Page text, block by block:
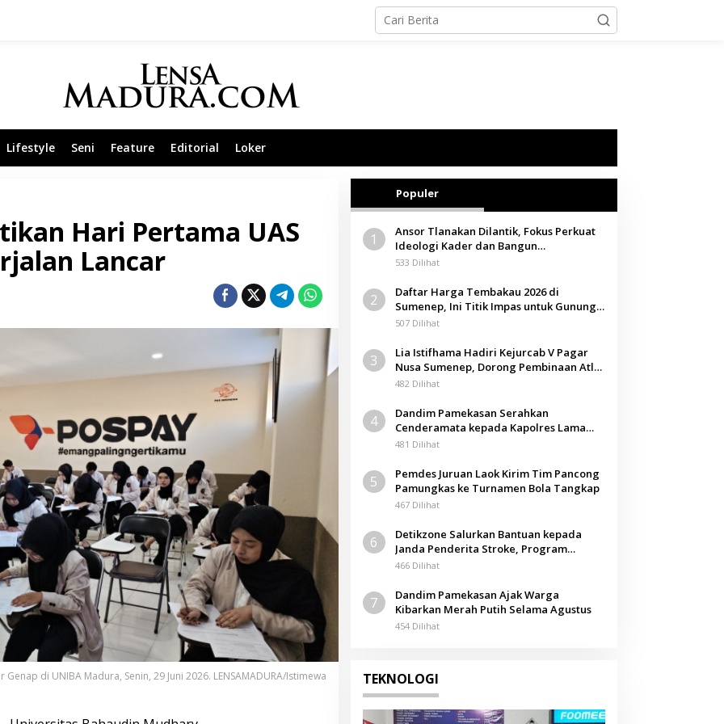
Lifestyle Seni Feature Editorial Loker
Hari Pertama UAS
Lancar
Genap di UNIBA Madura, Senin, 29 Juni 2026. LENSAMADURA/Istimewa
Populer
1
Ansor Tlanakan Dilantik, Fokus Perkuat
Ideologi Kader dan Bangun
Kemandirian Ekonomi
533 Dilihat
2
Daftar Harga Tembakau 2026 di
Sumenep, Ini Titik Impas untuk Gunung,
Tegal, dan Sawah
507 Dilihat
3
Lia Istifhama Hadiri Kejurcab V Pagar
Nusa Sumenep, Dorong Pembinaan Atlet
Berkarakter
482 Dilihat
4
Dandim Pamekasan Serahkan
Cenderamata kepada Kapolres Lama
pada Acara Kenal Pamit
481 Dilihat
5
Pemdes Juruan Laok Kirim Tim Pancong
Pamungkas ke Turnamen Bola Tangkap
467 Dilihat
6
Detikzone Salurkan Bantuan kepada
Janda Penderita Stroke, Program
Berbagi Masuki Hari ke-61
466 Dilihat
7
Dandim Pamekasan Ajak Warga
Kibarkan Merah Putih Selama Agustus
454 Dilihat
TEKNOLOGI